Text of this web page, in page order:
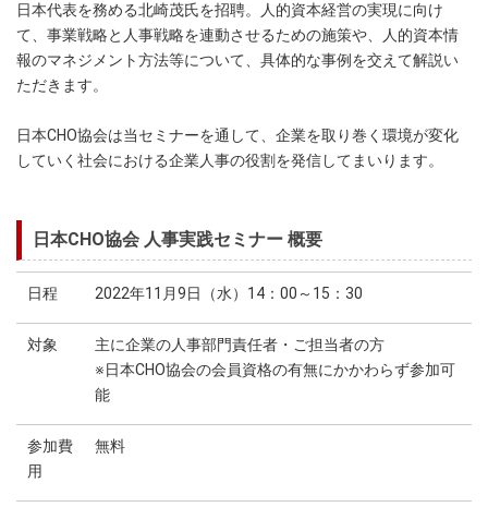
日本代表を務める北崎茂氏を招聘。人的資本経営の実現に向け
て、事業戦略と人事戦略を連動させるための施策や、人的資本情
報のマネジメント方法等について、具体的な事例を交えて解説い
ただきます。
日本CHO協会は当セミナーを通して、企業を取り巻く環境が変化
していく社会における企業人事の役割を発信してまいります。
日本CHO協会 人事実践セミナー 概要
日程 2022年11月9日（水）14：00～15：30
対象
主に企業の人事部門責任者・ご担当者の方
※日本CHO協会の会員資格の有無にかかわらず参加可
能
参加費
用
無料